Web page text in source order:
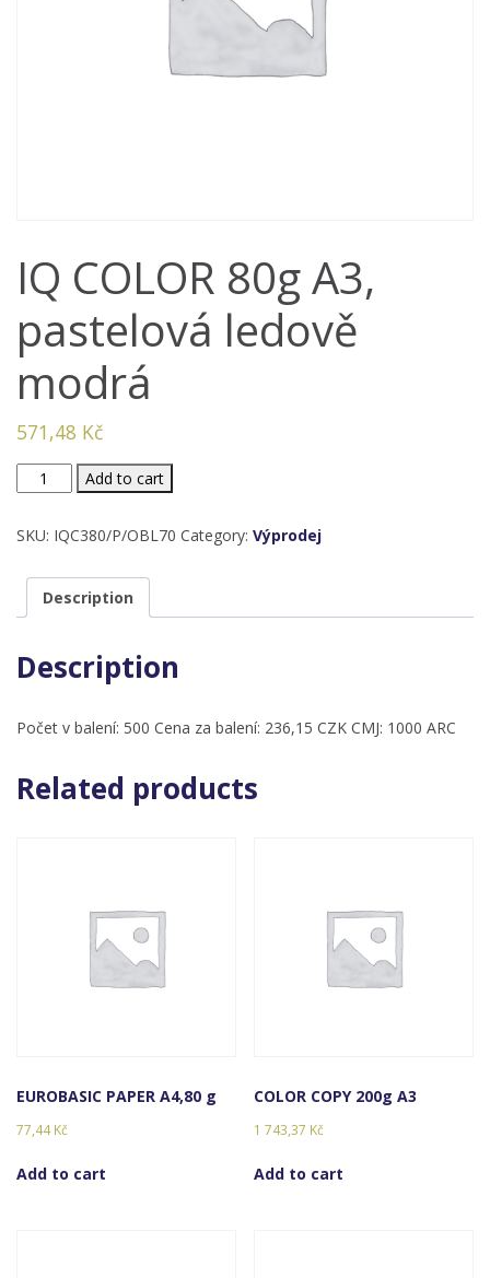
IQ COLOR 80g A3,
pastelová ledově
modrá
571,48 Kč
80g
pastelová
ledově
modrá
quantity
Add to cart
SKU: IQC380/P/OBL70 Category: Výprodej
Description
Description
Počet v balení: 500 Cena za balení: 236,15 CZK CMJ: 1000 ARC
Related products
EUROBASIC PAPER A4,80 g
77,44Kč
Add to cart
COLOR COPY 200g A3
1 743,37 Kč
Add to cart